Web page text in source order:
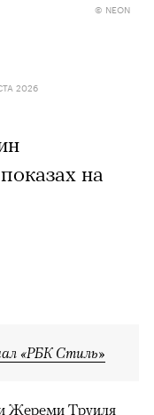
© NEON
2026
на
«РБК Стиль»
Жереми Труиля